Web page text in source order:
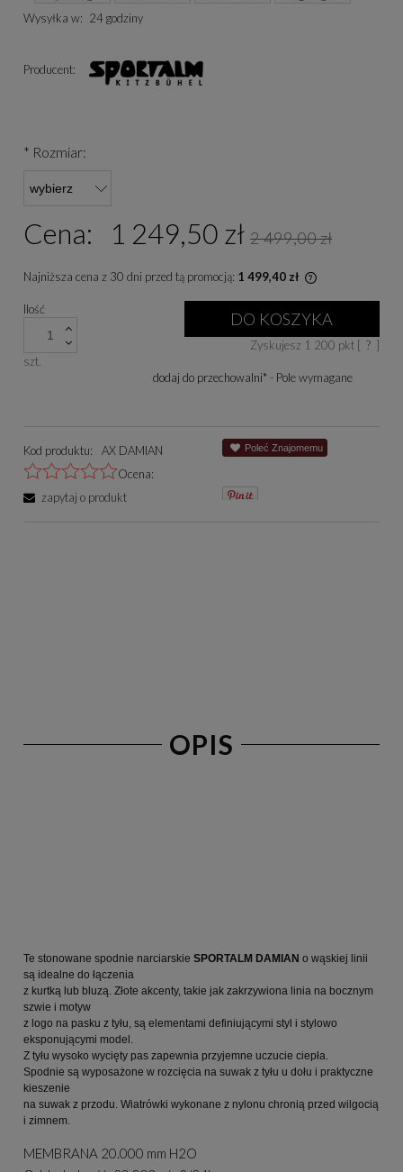
Wysyłka w: 24 godziny
Producent:
* Rozmiar:
Cena: 1 249,50 zł 2 499,00 zł
Najniższa cena z 30 dni przed tą promocją: 1 499,40 zł
niż 30 dni,
cena od
się w
Ilość
szt.
DO KOSZYKA
Zyskujesz 1 200 pkt [ ? ]
dodaj do przechowalni* - Pole wymagane
Kod produktu:
AX DAMIAN
Ocena:
zapytaj o produkt
Poleć Znajomemu
OPIS
Te stonowane spodnie narciarskie SPORTALM DAMIAN o wąskiej linii
są idealne do łączenia
z kurtką lub bluzą. Złote akcenty, takie jak zakrzywiona linia na bocznym
szwie i motyw
z logo na pasku z tyłu, są elementami definiującymi styl i stylowo
eksponującymi model.
Z tyłu wysoko wycięty pas zapewnia przyjemne uczucie ciepła.
Spodnie są wyposażone w rozcięcia na suwak z tyłu u dołu i praktyczne
kieszenie
na suwak z przodu. Wiatrówki wykonane z nylonu chronią przed wilgocią
i zimnem.
MEMBRANA 20.000 mm H2O